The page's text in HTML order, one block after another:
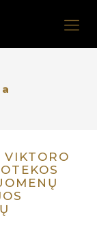
VIKTORO